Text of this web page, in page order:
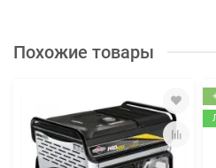
Похожие товары